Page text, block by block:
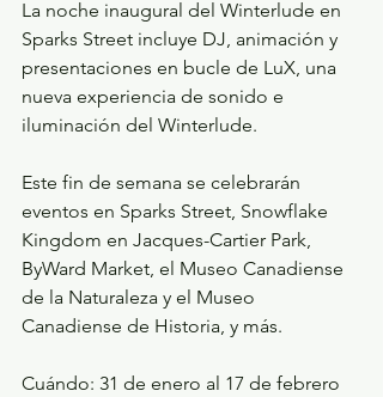
La noche inaugural del Winterlude en
Sparks Street incluye DJ, animación y
presentaciones en bucle de LuX, una
nueva experiencia de sonido e
iluminación del Winterlude.
Este fin de semana se celebrarán
eventos en Sparks Street, Snowflake
Kingdom en Jacques-Cartier Park,
ByWard Market, el Museo Canadiense
de la Naturaleza y el Museo
Canadiense de Historia, y más.
Cuándo: 31 de enero al 17 de febrero